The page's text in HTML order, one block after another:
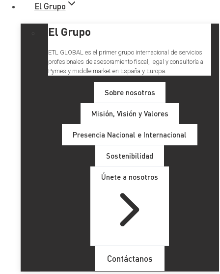
El Grupo
El Grupo
ETL GLOBAL es el primer grupo internacional de servicios
profesionales de asesoramiento fiscal, legal y consultoría a
Pymes y middle market en España y Europa.
Sobre nosotros
Misión, Visión y Valores
Presencia Nacional e Internacional
Sostenibilidad
Únete a nosotros
Contáctanos